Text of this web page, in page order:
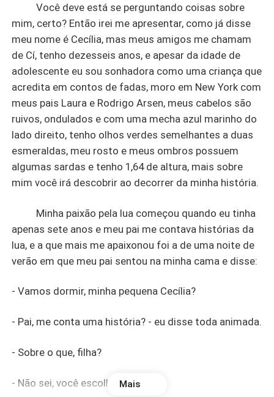
Você deve está se perguntando coisas sobre
mim, certo? Então irei me apresentar, como já disse
meu nome é Cecília, mas meus amigos me chamam
de Cí, tenho dezesseis anos, e apesar da idade de
adolescente eu sou sonhadora como uma criança que
acredita em contos de fadas, moro em New York com
meus pais Laura e Rodrigo Arsen, meus cabelos são
ruivos, ondulados e com uma mecha azul marinho do
lado direito, tenho olhos verdes semelhantes a duas
esmeraldas, meu rosto e meus ombros possuem
algumas sardas e tenho 1,64 de altura, mais sobre
mim você irá descobrir ao decorrer da minha história.
Minha paixão pela lua começou quando eu tinha
apenas sete anos e meu pai me contava histórias da
lua, e a que mais me apaixonou foi a de uma noite de
verão em que meu pai sentou na minha cama e disse:
- Vamos dormir, minha pequena Cecília?
- Pai, me conta uma história? - eu disse toda animada.
- Sobre o que, filha?
- Não sei, você escolhe. Mais